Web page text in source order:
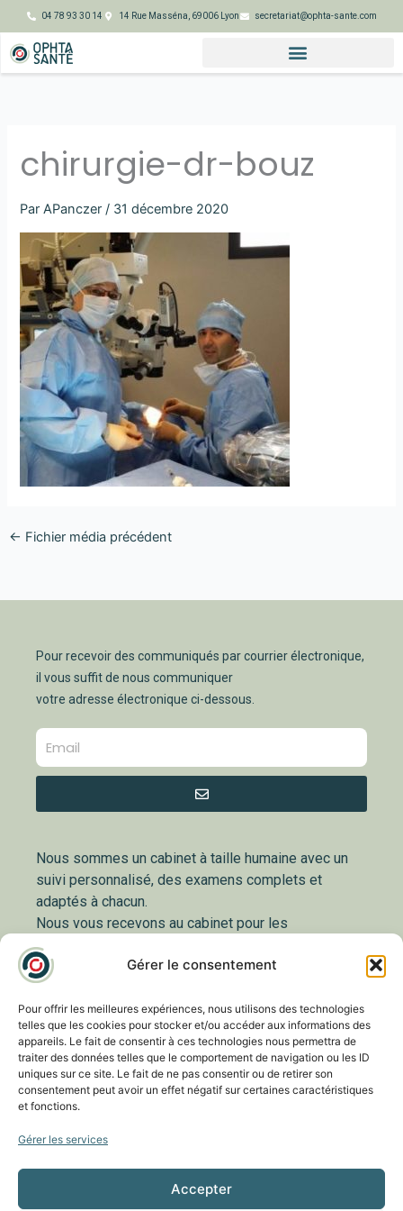
Gérer le consentement
Pour offrir les meilleures expériences, nous utilisons des technologies
telles que les cookies pour stocker et/ou accéder aux informations des
appareils. Le fait de consentir à ces technologies nous permettra de
traiter des données telles que le comportement de navigation ou les ID
uniques sur ce site. Le fait de ne pas consentir ou de retirer son
consentement peut avoir un effet négatif sur certaines caractéristiques
et fonctions.
Gérer les services
Accepter
au
contenu
04 78 93 30 14 14 Rue Masséna, 69006 Lyon secretariat@ophta-sante.com
chirurgie-dr-bouz
ParAPanczer/ 31 décembre 2020
← Fichier média précédent
Pour recevoir des communiqués par courrier électronique,
il vous suffit de nous communiquer
votre adresse électronique ci-dessous.
Nous sommes un cabinet à taille humaine avec un
suivi personnalisé, des examens complets et
adaptés à chacun.
Nous vous recevons au cabinet pour les
consultations et pour la chirurgie nous sommes
associés à la Clinique du Parc ainsi qu’au Centre
Paufique.
Orthoptistes et optométristes interviennent lors de
la consultation afin de réaliser le bilan visuel et
examens complémentaires si nécessaire.
Un cabinet à l’écoute de vos besoins avec un suivi
personnalisé.